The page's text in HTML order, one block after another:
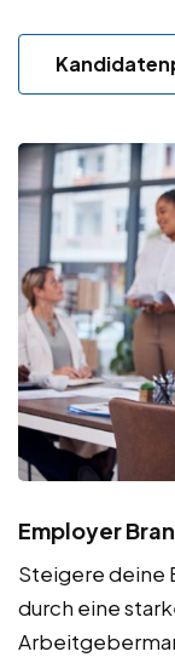
Employer
Steigere deine
durch eine